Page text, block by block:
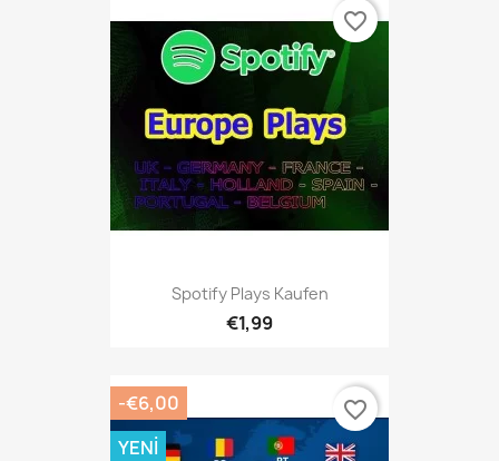
Spotify Plays Kaufen
€1,99
favorite_border
-€6,00
YENI
favorite_border